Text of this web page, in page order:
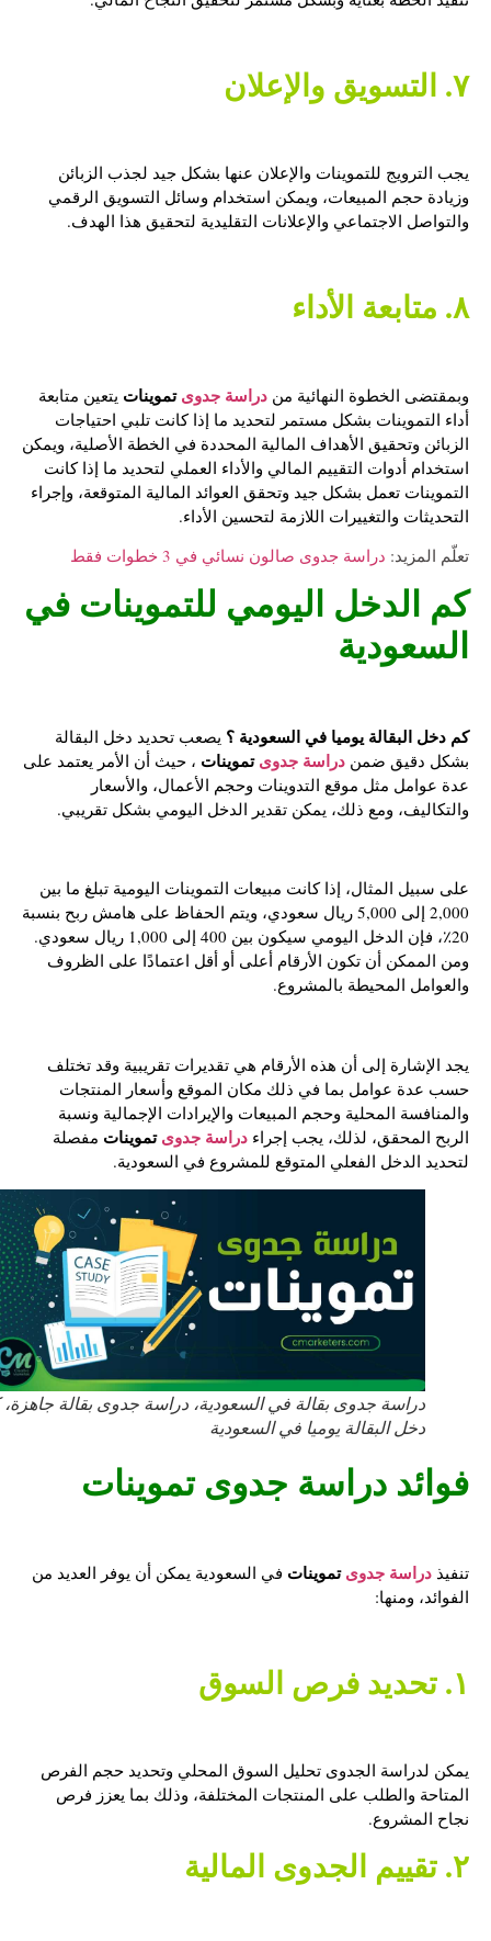
يجب الترويج للتموينات والإعلان عنها بشكل جيد لجذب الزبائن
وزيادة حجم المبيعات، ويمكن استخدام وسائل التسويق الرقمي
والتواصل الاجتماعي والإعلانات التقليدية لتحقيق هذا الهدف.
وبمقتضى الخطوة النهائية مندراسة جدوىتمويناتيتعين متابعة
أداء التموينات بشكل مستمر لتحديد ما إذا كانت تلبي احتياجات
الزبائن وتحقيق الأهداف المالية المحددة في الخطة الأصلية، ويمكن
استخدام أدوات التقييم المالي والأداء العملي لتحديد ما إذا كانت
التموينات تعمل بشكل جيد وتحقق العوائد المالية المتوقعة، وإجراء
التحديثات والتغييرات اللازمة لتحسين الأداء.
تعلّم المزيد: دراسة جدوى صالون نسائي في 3 خطوات فقط
كم الدخل اليومي للتموينات في
السعودية
كم دخل البقالة يوميا في السعودية ؟يصعب تحديد دخل البقالة
بشكل دقيق ضمندراسة جدوىتموينات، حيث أن الأمر يعتمد على
عدة عوامل مثل موقع التدوينات وحجم الأعمال، والأسعار
والتكاليف، ومع ذلك، يمكن تقدير الدخل اليومي بشكل تقريبي.
على سبيل المثال، إذا كانت مبيعات التموينات اليومية تبلغ ما بين
2,000 إلى 5,000 ريال سعودي، ويتم الحفاظ على هامش ربح بنسبة
20٪، فإن الدخل اليومي سيكون بين 400 إلى 1,000 ريال سعودي.
ومن الممكن أن تكون الأرقام أعلى أو أقل اعتمادًا على الظروف
والعوامل المحيطة بالمشروع.
يجد الإشارة إلى أن هذه الأرقام هي تقديرات تقريبية وقد تختلف
حسب عدة عوامل بما في ذلك مكان الموقع وأسعار المنتجات
والمنافسة المحلية وحجم المبيعات والإيرادات الإجمالية ونسبة
الربح المحقق، لذلك، يجب إجراءدراسة جدوىتمويناتمفصلة
لتحديد الدخل الفعلي المتوقع للمشروع في السعودية.
دراسة جدوى بقالة في السعودية، دراسة جدوى بقالة جاهزة، كم
دخل البقالة يوميا في السعودية
فوائددراسة جدوى تموينات
تنفيذدراسة جدوىتمويناتفي السعودية يمكن أن يوفر العديد من
الفوائد، ومنها:
يمكن لدراسة الجدوى تحليل السوق المحلي وتحديد حجم الفرص
المتاحة والطلب على المنتجات المختلفة، وذلك بما يعزز فرص
نجاح المشروع.